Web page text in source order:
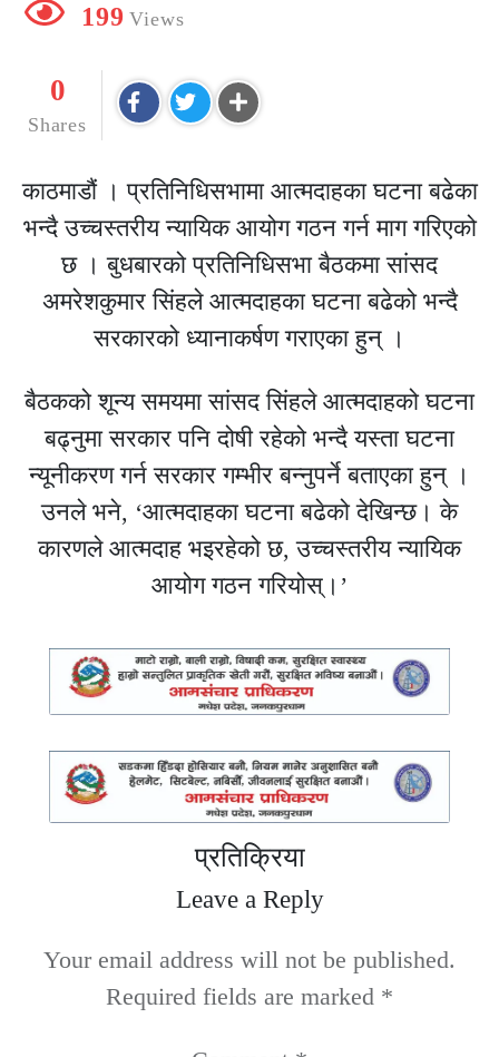
199 Views
0
Shares
काठमाडौं । प्रतिनिधिसभामा आत्मदाहका घटना बढेका
भन्दै उच्चस्तरीय न्यायिक आयोग गठन गर्न माग गरिएको
छ । बुधबारको प्रतिनिधिसभा बैठकमा सांसद
अमरेशकुमार सिंहले आत्मदाहका घटना बढेको भन्दै
सरकारको ध्यानाकर्षण गराएका हुन् ।
बैठकको शून्य समयमा सांसद सिंहले आत्मदाहको घटना
बढ्नुमा सरकार पनि दोषी रहेको भन्दै यस्ता घटना
न्यूनीकरण गर्न सरकार गम्भीर बन्नुपर्ने बताएका हुन् ।
उनले भने, ‘आत्मदाहका घटना बढेको देखिन्छ। के
कारणले आत्मदाह भइरहेको छ, उच्चस्तरीय न्यायिक
आयोग गठन गरियोस्।’
प्रतिक्रिया
Leave a Reply
Your email address will not be published.
Required fields are marked *